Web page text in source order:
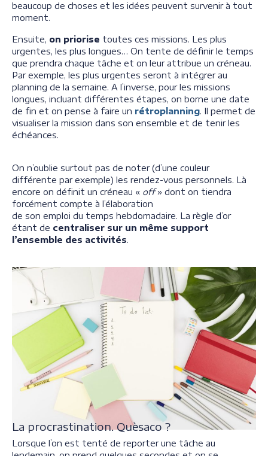
beaucoup de choses et les idées peuvent survenir à tout
moment.
Ensuite, on priorise toutes ces missions. Les plus
urgentes, les plus longues… On tente de définir le temps
que prendra chaque tâche et on leur attribue un créneau.
Par exemple, les plus urgentes seront à intégrer au
planning de la semaine. A l’inverse, pour les missions
longues, incluant différentes étapes, on borne une date
de fin et on pense à faire un rétroplanning. Il permet de
visualiser la mission dans son ensemble et de tenir les
échéances.
On n’oublie surtout pas de noter (d’une couleur
différente par exemple) les rendez-vous personnels. Là
encore on définit un créneau « off» dont on tiendra
forcément compte à l’élaboration
de son emploi du temps hebdomadaire. La règle d’or
étant de centraliser sur un même support
l’ensemble des activités.
La procrastination. Quèsaco ?
Lorsque l’on est tenté de reporter une tâche au